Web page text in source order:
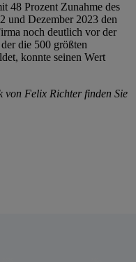
48 Prozent Zunahme des
und Dezember 2023 den
noch deutlich vor der
die 500 größten
konnte seinen Wert
von Felix Richter finden Sie